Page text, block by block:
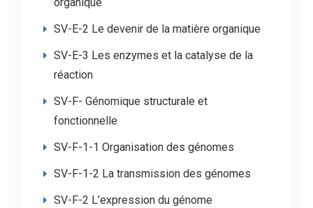
SV-E-2 Le devenir de la matière organique
SV-E-3 Les enzymes et la catalyse de la
réaction
SV-F- Génomique structurale et
fonctionnelle
SV-F-1-1 Organisation des génomes
SV-F-1-2 La transmission des génomes
SV-F-2 L’expression du génome